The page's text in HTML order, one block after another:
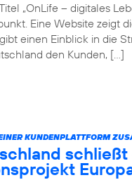
„OnLife – digitales
Eine Website zeigt
einen Einblick in die
den Kunden, […]
KUNDENPLATTFORM